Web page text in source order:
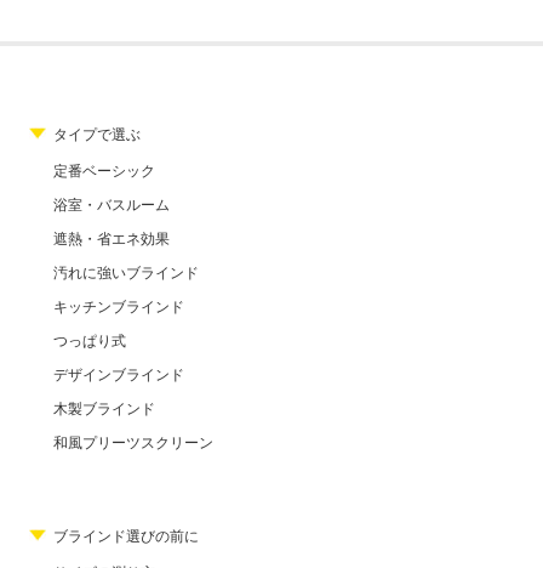
タイプで選ぶ
定番ベーシック
浴室・バスルーム
遮熱・省エネ効果
汚れに強いブラインド
キッチンブラインド
つっぱり式
デザインブラインド
木製ブラインド
和風プリーツスクリーン
ブラインド選びの前に